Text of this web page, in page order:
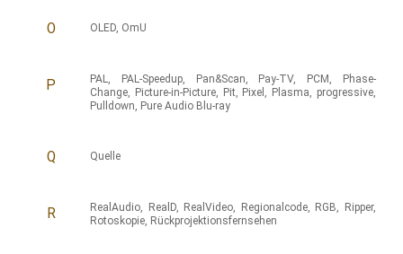
O OLED, OmU
P PAL, PAL-Speedup, Pan&Scan, Pay-TV, PCM ,
Phase-
Change, Picture-in-Picture, Pit, Pixel , Plasma, progressive,
Pulldown, Pure Audio Blu-ray
Q Quelle
R RealAudio, RealD, RealVideo, Regionalcode, RGB, Ripper,
Rotoskopie, Rückprojektionsfernsehen